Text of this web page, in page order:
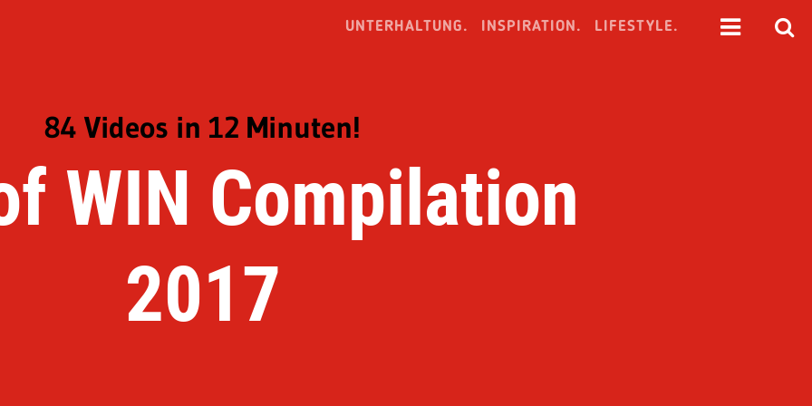
UNTERHALTUNG. INSPIRATION. LIFESTYLE.
84 Videos in 12 Minuten!
WIN Compilation
2017